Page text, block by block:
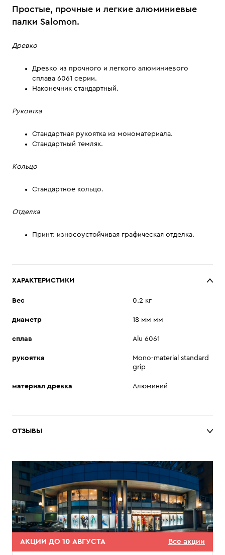
Простые, прочные и легкие алюминиевые
палки Salomon.
Древко
Древко из прочного и легкого алюминиевого
сплава 6061 серии.
Наконечник стандартный.
Рукоятка
Стандартная рукоятка из мономатериала.
Стандартный темляк.
Кольцо
Стандартное кольцо.
Отделка
Принт: износоустойчивая графическая отделка.
ХАРАКТЕРИСТИКИ
Вес 0.2 кг
диаметр 18 мм мм
сплав Alu 6061
рукоятка
Mono-material standard
grip
материал древка Алюминий
ОТЗЫВЫ
АКЦИИ ДО 10 АВГУСТА Все акции